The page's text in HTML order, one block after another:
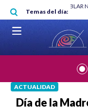
Pasar al contenido
Temas del día:
"HABLAR NO ES UN
ACTUALIDAD
Día de la